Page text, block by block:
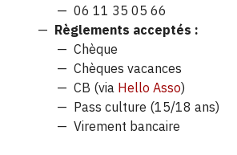
06 11 35 05 66
Règlements acceptés :
Chèque
Chèques vacances
CB (via Hello Asso)
Pass culture (15/18 ans)
Virement bancaire